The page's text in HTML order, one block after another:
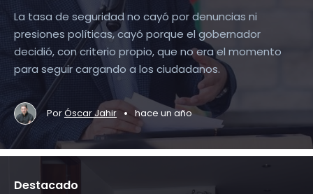
La tasa de seguridad no cayó por denuncias ni
presiones políticas, cayó porque el gobernador
decidió, con criterio propio, que no era el momento
para seguir cargando a los ciudadanos.
PorÓscar Jahir • hace un año
Destacado